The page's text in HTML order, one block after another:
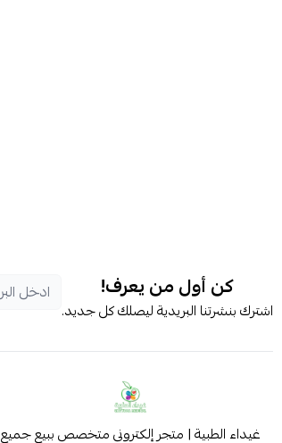
كن أول من يعرف!
اشترك بنشرتنا البريدية ليصلك كل جديد.
غيداء الطبية | متجر إلكتروني متخصص ببيع جميع